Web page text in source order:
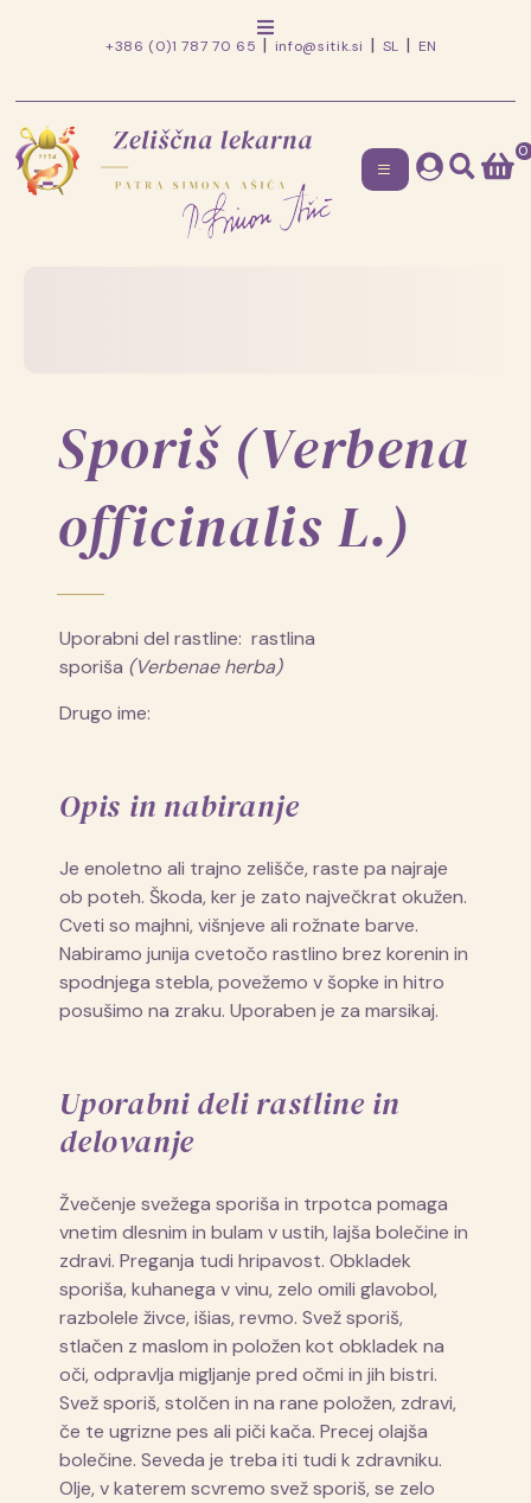
+386 (0)1 787 70 65 info@sitik.si SL EN
0
Sporiš (Verbena
officinalis L.)
Uporabni del rastline: rastlina
sporiša (Verbenae herba)
Drugo ime:
Opis in nabiranje
Je enoletno ali trajno zelišče, raste pa najraje
ob poteh. Škoda, ker je zato največkrat okužen.
Cveti so majhni, višnjeve ali rožnate barve.
Nabiramo junija cvetočo rastlino brez korenin in
spodnjega stebla, povežemo v šopke in hitro
posušimo na zraku. Uporaben je za marsikaj.
Uporabni deli rastline in
delovanje
Žvečenje svežega sporiša in trpotca pomaga
vnetim dlesnim in bulam v ustih, lajša bolečine in
zdravi. Preganja tudi hripavost. Obkladek
sporiša, kuhanega v vinu, zelo omili glavobol,
razbolele živce, išias, revmo. Svež sporiš,
stlačen z maslom in položen kot obkladek na
oči, odpravlja migljanje pred očmi in jih bistri.
Svež sporiš, stolčen in na rane položen, zdravi,
če te ugrizne pes ali piči kača. Precej olajša
bolečine. Seveda je treba iti tudi k zdravniku.
Olje, v katerem scvremo svež sporiš, se zelo